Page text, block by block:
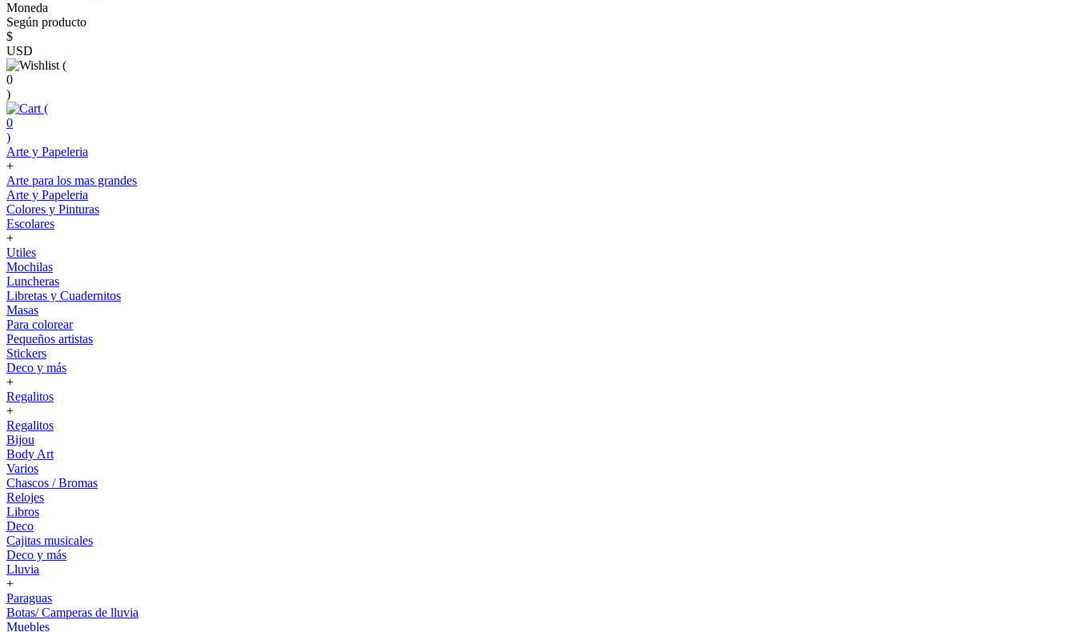
Moneda
Según producto
$
USD
(
0
)
(
0
)
Arte y Papeleria
+
Arte para los mas grandes
Arte y Papeleria
Colores y Pinturas
Escolares
+
Utiles
Mochilas
Luncheras
Libretas y Cuadernitos
Masas
Para colorear
Pequeños artistas
Stickers
Deco y más
+
Regalitos
+
Regalitos
Bijou
Body Art
Varios
Chascos / Bromas
Relojes
Libros
Deco
Cajitas musicales
Deco y más
Lluvia
+
Paraguas
Botas/ Camperas de lluvia
Muebles